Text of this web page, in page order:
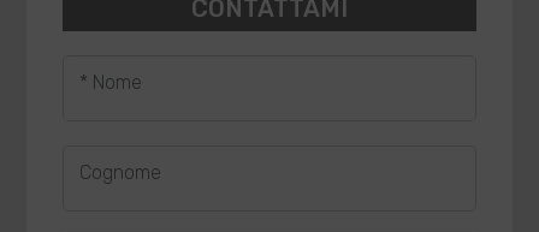
CONTATTAMI
* Nome
Cognome